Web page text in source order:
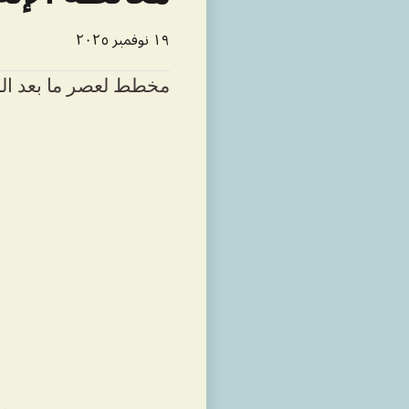
١٩ نوفمبر ٢٠٢٥
مخطط لعصر ما بعد